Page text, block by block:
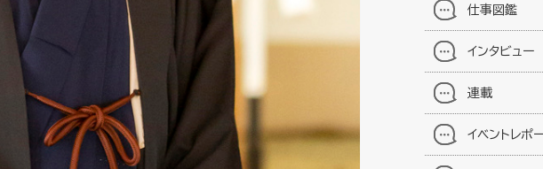
仕事図鑑
インタビュー
連載
イベントレポ